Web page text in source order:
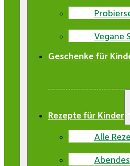
Vegane
Geschenke für
Rezepte für Kinder
Alle